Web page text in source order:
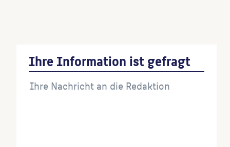
Ihre Information ist gefragt